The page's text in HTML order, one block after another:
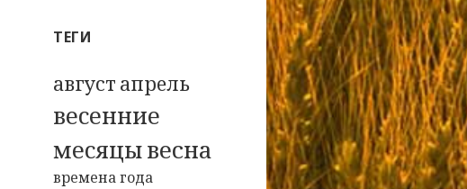
ТЕГИ
август апрель
весенние
месяцывесна
времена года